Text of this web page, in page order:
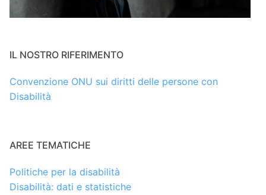
IL NOSTRO RIFERIMENTO
Convenzione ONU sui diritti delle persone con
Disabilità
AREE TEMATICHE
Politiche per la disabilità
Disabilità: dati e statistiche